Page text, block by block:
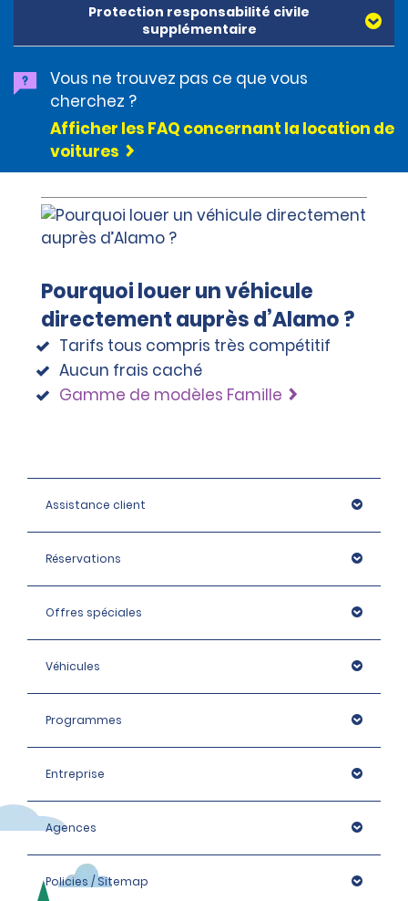
Discover Card ou Diners Club, sont acceptées. Toutes
les cartes présentées doivent être au nom du
locataire. Les cartes prépayées ne sont pas
acceptées comme moyens de paiement. Les cartes
numériques (Apple Pay/Google Pay etc.), les espèces
et les cartes de débit peuvent être utilisées pour payer
le solde dû à la fin de la location. Une caution à
laquelle s’ajoute le coût estimé de la location sera
catégorie Intermédiaire, 2 000 BRL pour la catégorie
SUV et 3 000 BRL pour la catégorie Premium. Pour les
catégories Super Premium et Luxe, une caution de
Protection responsabilité civile
supplémentaire
Vous ne trouvez pas ce que vous
cherchez ?
Afficher les FAQ concernant la location de
voitures
Pourquoi louer un véhicule
directement auprès d’Alamo ?
Tarifs tous compris très compétitif
Aucun frais caché
Gamme de modèles Famille
Assistance client
Réservations
Offres spéciales
Véhicules
Programmes
Entreprise
Agences
Policies / Sitemap